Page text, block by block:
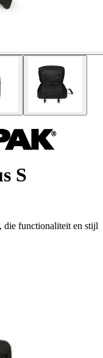
S
die functionaliteit en stijl